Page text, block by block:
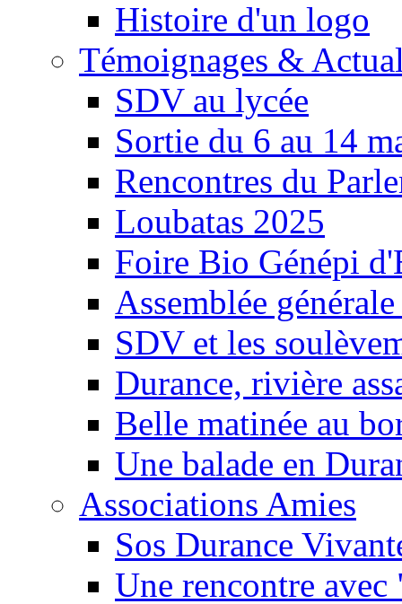
Histoire d'un logo
Témoignages &
SDV au lycée
Sortie du 6 au 14
Rencontres du
Loubatas 2025
Foire Bio Génépi
Assemblée
SDV et les
Durance, rivière
Belle matinée au
Une balade en
Associations Amies
Sos Durance
Une rencontre